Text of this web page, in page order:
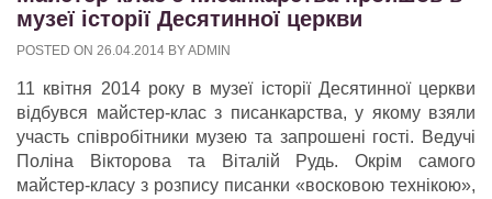
музеї історії Десятинної церкви
POSTED ON 26.04.2014 BYADMIN
11 квітня 2014 року в музеї історії Десятинної церкви
відбувся майстер-клас з писанкарства, у якому взяли
участь співробітники музею та запрошені гості. Ведучі
Поліна Вікторова та Віталій Рудь. Окрім самого
майстер-класу з розпису писанки «восковою технікою»,